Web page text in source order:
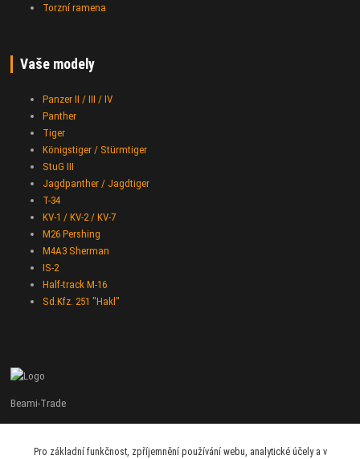
Torzní ramena
Vaše modely
Panzer II / III / IV
Panther
Tiger
Königstiger / Stürmtiger
StuG III
Jagdpanther / Jagdtiger
T-34
KV-1 / KV-2 / KV-7
M26 Pershing
M4A3 Sherman
IS-2
Half-track M-16
Sd.Kfz. 251 "Hakl"
Beami-Trade
Pro základní funkčnost, zpříjemnění používání webu, analytické účely a v